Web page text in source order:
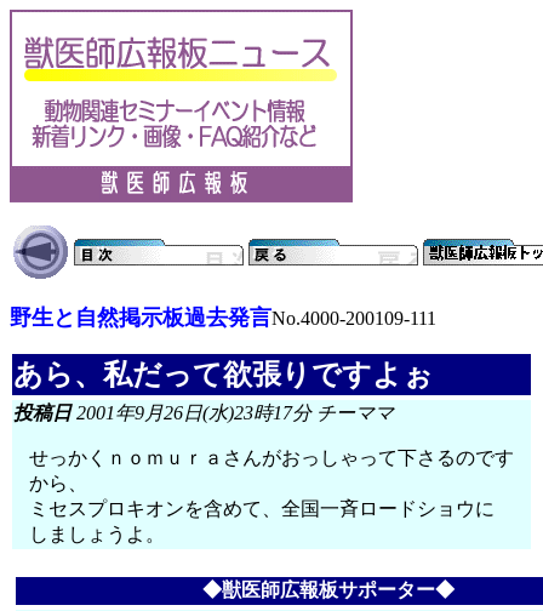
野生と自然掲示板過去発言No.4000-200109-111
あら、私だって欲張りですよぉ
投稿日2001年9月26日(水)23時17分 チーママ
せっかくｎｏｍｕｒａさんがおっしゃって下さるのです
から、
ミセスプロキオンを含めて、全国一斉ロードショウに
しましょうよ。
◆獣医師広報板サポーター◆